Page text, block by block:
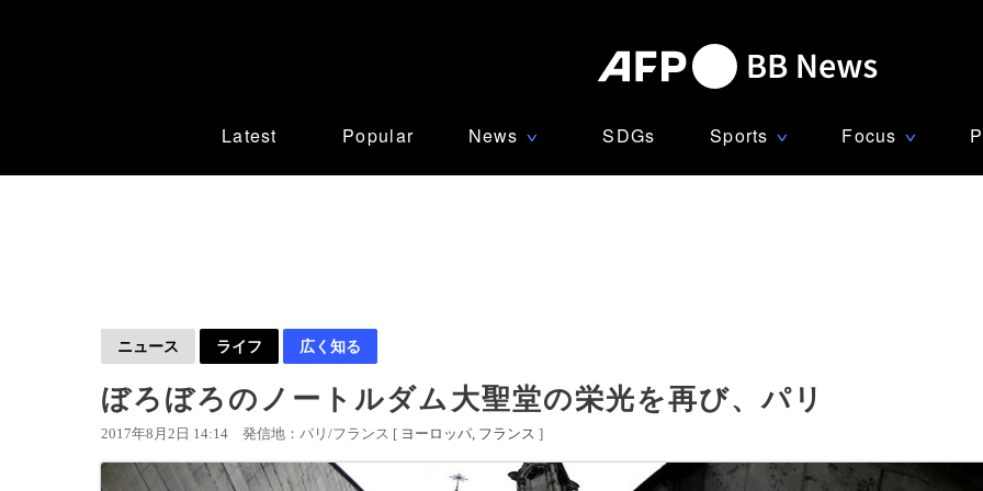
Latest Popular News ∨ SDGs Sports ∨ Focus ∨
ニュース ライフ 広く知る
ぼろぼろのノートルダム大聖堂の栄光を再び、パリ
2017年8月2日 14:14 発信地：パリ/フランス [ ヨーロッパ フランス ]